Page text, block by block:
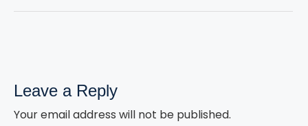
Leave a Reply
Your email address will not be published.